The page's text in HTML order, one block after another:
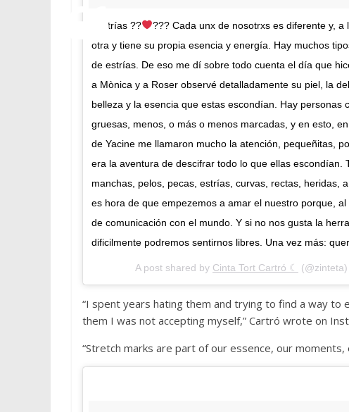
#estrías ??
??? Cada unx de nosotrxs es diferente y,
otra y tiene su propia esencia y energía. Hay muchos
de estrías. De eso me dí sobre todo cuenta el día que
a Mònica y a Roser observé detalladamente su piel, la
belleza y la esencia que estas escondían. Hay
gruesas, menos, o más o menos marcadas, y en esto,
de Yacine me llamaron mucho la atención, pequeñitas,
era la aventura de descifrar todo lo que ellas escondían.
manchas, pelos, pecas, estrías, curvas, rectas, heridas,
es hora de que empezemos a amar el nuestro porque,
de comunicación con el mundo. Y si no nos gusta la
dificilmente podremos sentirnos libres. Una vez más:
A post shared by Cinta Tort Cartró ☾
“I spent years hating them and trying to find a way
them I was not accepting myself,” Cartró wrote on
“Stretch marks are part of our essence, our